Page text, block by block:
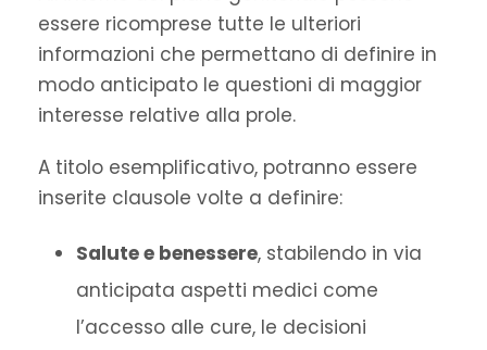
essere ricomprese tutte le ulteriori
informazioni che permettano di definire in
modo anticipato le questioni di maggior
interesse relative alla prole.
A titolo esemplificativo, potranno essere
inserite clausole volte a definire:
Salute e benessere, stabilendo in via
anticipata aspetti medici come
l’accesso alle cure, le decisioni